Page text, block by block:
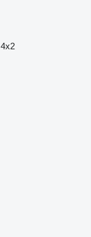
4x2